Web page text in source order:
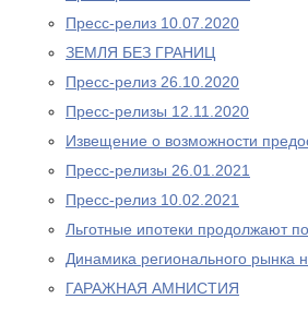
Пресс-релиз 10.07.2020
ЗЕМЛЯ БЕЗ ГРАНИЦ
Пресс-релиз 26.10.2020
Пресс-релизы 12.11.2020
Извещение о возможности
Пресс-релизы 26.01.2021
Пресс-релиз 10.02.2021
Льготные ипотеки продолжают
Динамика регионального рынка
ГАРАЖНАЯ АМНИСТИЯ